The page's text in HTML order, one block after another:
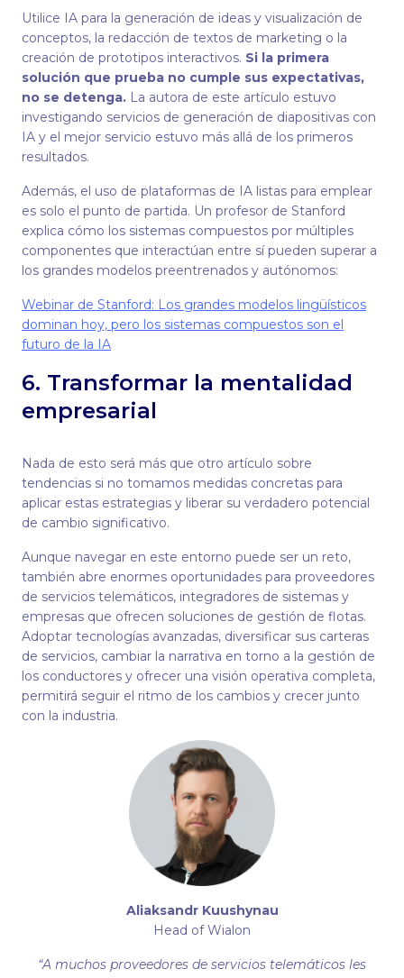
Utilice IA para la generación de ideas y visualización de
conceptos, la redacción de textos de marketing o la
creación de prototipos interactivos. Si la primera
solución que prueba no cumple sus expectativas,
no se detenga. La autora de este artículo estuvo
investigando servicios de generación de diapositivas con
IA y el mejor servicio estuvo más allá de los primeros
resultados.
Además, el uso de plataformas de IA listas para emplear
es solo el punto de partida. Un profesor de Stanford
explica cómo los sistemas compuestos por múltiples
componentes que interactúan entre sí pueden superar a
los grandes modelos preentrenados y autónomos:
Webinar de Stanford: Los grandes modelos lingüísticos
dominan hoy, pero los sistemas compuestos son el
futuro de la IA
6. Transformar la mentalidad
empresarial
Nada de esto será más que otro artículo sobre
tendencias si no tomamos medidas concretas para
aplicar estas estrategias y liberar su verdadero potencial
de cambio significativo.
Aunque navegar en este entorno puede ser un reto,
también abre enormes oportunidades para proveedores
de servicios telemáticos, integradores de sistemas y
empresas que ofrecen soluciones de gestión de flotas.
Adoptar tecnologías avanzadas, diversificar sus carteras
de servicios, cambiar la narrativa en torno a la gestión de
los conductores y ofrecer una visión operativa completa,
permitirá seguir el ritmo de los cambios y crecer junto
con la industria.
Aliaksandr Kuushynau
Head of Wialon
“A muchos proveedores de servicios telemáticos les